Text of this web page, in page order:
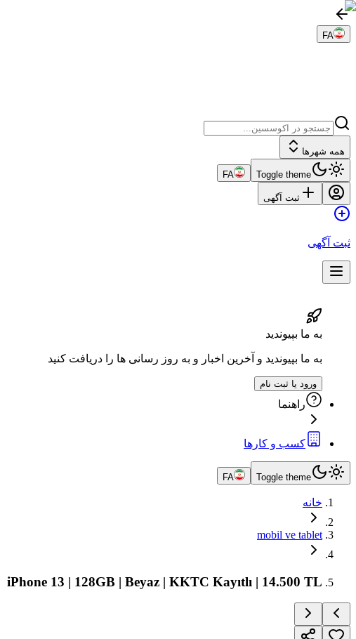
FA
همه شهرها
Toggle theme
FA
ثبت آگهی
ثبت آگهی
به ما بپیوندید
به ما بپیوندید و آخرین اخبار و به روز رسانی ها را دریافت کنید
ورود یا ثبت نام
راهنما
کسب و کارها
Toggle theme
FA
خانه
mobil ve tablet
iPhone 13 | 128GB | Beyaz | KKTC Kayıtlı | 14.500 TL